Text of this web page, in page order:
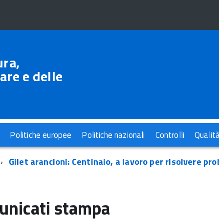
e delle
Politiche europee Politiche nazionali Controlli
Gilet arancioni: Centinaio, a lavoro per risolvere
stampa